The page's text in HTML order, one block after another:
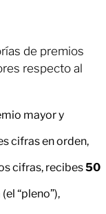
de premios
respecto al
mayor y
cifras en orden,
cifras, recibes50
“pleno”),